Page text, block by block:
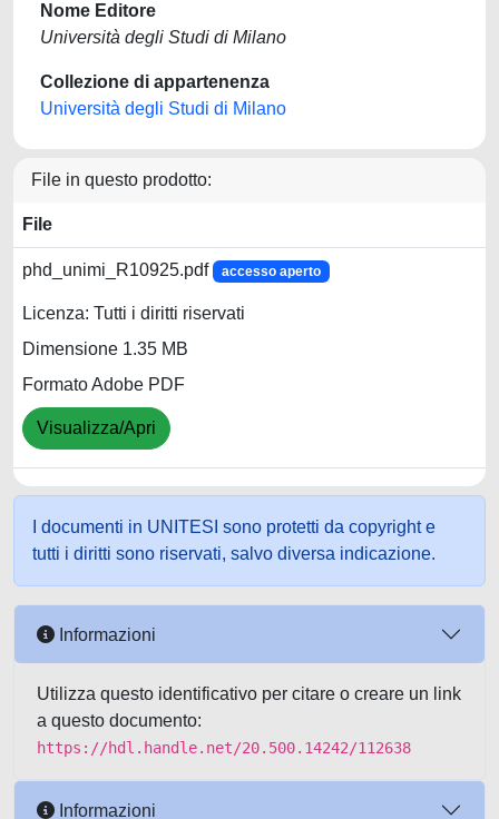
Nome Editore
Università degli Studi di Milano
Collezione di appartenenza
Università degli Studi di Milano
File in questo prodotto:
File
phd_unimi_R10925.pdf accesso aperto
Licenza: Tutti i diritti riservati
Dimensione 1.35 MB
Formato Adobe PDF
Visualizza/Apri
I documenti in UNITESI sono protetti da copyright e
tutti i diritti sono riservati, salvo diversa indicazione.
Informazioni
Utilizza questo identificativo per citare o creare un link
a questo documento:
https://hdl.handle.net/20.500.14242/112638
Informazioni